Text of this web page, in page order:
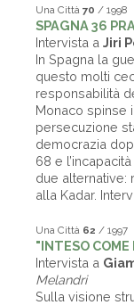
Una Città 70 / 1998
SPAGNA 36
Intervista a Jiri
In Spagna la
questo molti
responsabilità
Monaco spinse
persecuzione
democrazia
68 e
due alternative:
alla Kadar.
Una Città 62 / 1997
"INTESO COME
Intervista a
Melandri
Sulla visione